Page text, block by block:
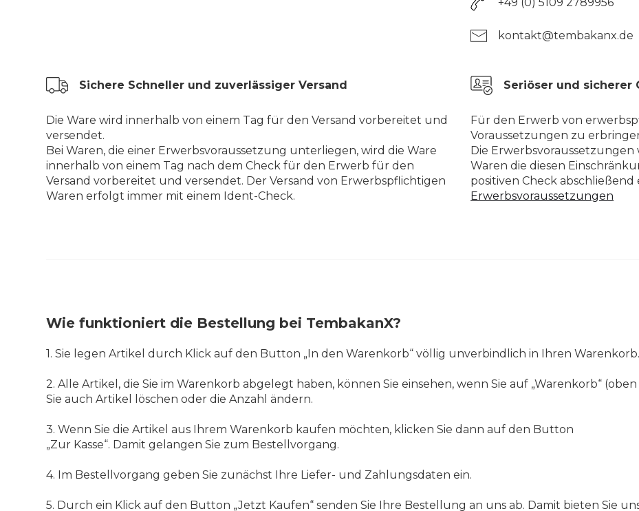
+49 (0) 5109 2789956
kontakt@tembakanx.de
Sichere Schneller und zuverlässiger Versand
Die Ware wird innerhalb von einem Tag für den Versand vorbereitet und
versendet.
Bei Waren, die einer Erwerbsvoraussetzung unterliegen, wird die Ware
innerhalb von einem Tag nach dem Check für den Erwerb für den
Versand vorbereitet und versendet. Der Versand von Erwerbspflichtigen
Waren erfolgt immer mit einem Ident-Check.
Seriöser und sicherer
Für den Erwerb von
Voraussetzungen zu
Die
Waren die diesen
positiven Check
Erwerbsvoraussetzungen
Wie funktioniert die Bestellung bei TembakanX?
1. Sie legen Artikel durch Klick auf den Button „In den Warenkorb“ völlig unverbindlich in Ihren Warenkorb.
2. Alle Artikel, die Sie im Warenkorb abgelegt haben, können Sie einsehen, wenn Sie auf „Warenkorb“
Sie auch Artikel löschen oder die Anzahl ändern.
3. Wenn Sie die Artikel aus Ihrem Warenkorb kaufen möchten, klicken Sie dann auf den Button
„Zur Kasse“. Damit gelangen Sie zum Bestellvorgang.
4. Im Bestellvorgang geben Sie zunächst Ihre Liefer- und Zahlungsdaten ein.
5. Durch ein Klick auf den Button „Jetzt Kaufen“ senden Sie Ihre Bestellung an uns ab. Damit bieten Sie